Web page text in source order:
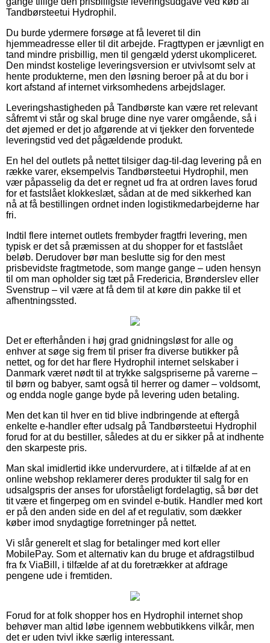
Tandbørsteetui Hydrophil.
Du burde ydermere forsøge at få leveret til din
hjemmeadresse eller til dit arbejde. Fragttypen er jævnligt en
tand mindre prisbillig, men til gengæld yderst ukompliceret.
Den mindst kostelige leveringsversion er utvivlsomt selv at
hente produkterne, men den løsning beroer på at du bor i
kort afstand af internet virksomhedens arbejdslager.
Leveringshastigheden på Tandbørste kan være ret relevant
såfremt vi står og skal bruge dine nye varer omgående, så i
det øjemed er det jo afgørende at vi tjekker den forventede
leveringstid ved det pågældende produkt.
En hel del outlets på nettet tilsiger dag-til-dag levering på en
række varer, eksempelvis Tandbørsteetui Hydrophil, men
vær påpasselig da det er regnet ud fra at ordren laves forud
for et fastslået klokkeslæt, sådan at de med sikkerhed kan
nå at få bestillingen ordnet inden logistikmedarbejderne har
fri.
Indtil flere internet outlets frembyder fragtfri levering, men
typisk er det så præmissen at du shopper for et fastslået
beløb. Derudover bør man beslutte sig for den mest
prisbevidste fragtmetode, som mange gange – uden hensyn
til om man opholder sig tæt på Fredericia, Brønderslev eller
Svenstrup – vil være at få dem til at køre din pakke til et
afhentningssted.
Det er efterhånden i høj grad gnidningsløst for alle og
enhver at søge sig frem til priser fra diverse butikker på
nettet, og for det har flere Hydrophil internet selskaber i
Danmark været nødt til at trykke salgspriserne på varerne –
til børn og babyer, samt også til herrer og damer – voldsomt,
og endda nogle gange byde på levering uden betaling.
Men det kan til hver en tid blive indbringende at eftergå
enkelte e-handler efter udsalg på Tandbørsteetui Hydrophil
forud for at du bestiller, således at du er sikker på at indhente
den skarpeste pris.
Man skal imidlertid ikke undervurdere, at i tilfælde af at en
online webshop reklamerer deres produkter til salg for en
udsalgspris der anses for uforståeligt fordelagtig, så bør det
tit være et fingerpeg om en svindel e-butik. Handler med kort
er på den anden side en del af et regulativ, som dækker
køber imod snydagtige forretninger på nettet.
Vi slår generelt et slag for betalinger med kort eller
MobilePay. Som et alternativ kan du bruge et afdragstilbud
fra fx ViaBill, i tilfælde af at du foretrækker at afdrage
pengene ude i fremtiden.
Forud for at folk shopper hos en Hydrophil internet shop
behøver man altid løbe igennem webbutikkens vilkår, men
det er uden tvivl ikke særlig interessant.